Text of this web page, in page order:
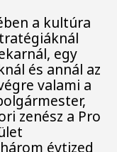
a kultúra
egy
és annál az
valami a
zenész a Pro
évtized